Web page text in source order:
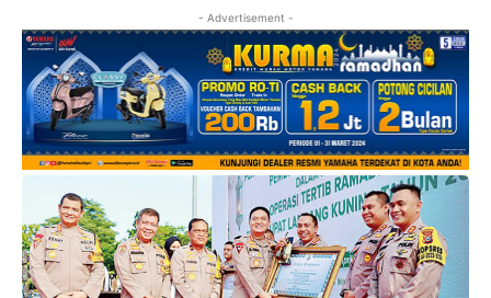
- Advertisement -